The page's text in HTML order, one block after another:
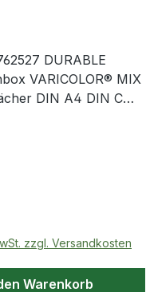
DURABLE
VARICOLOR® MIX
DIN A4 DIN C
in allen
und
zzgl. Versandkosten
Warenkorb